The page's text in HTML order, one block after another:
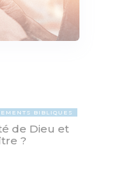
BIBLIQUES
de Dieu et
?